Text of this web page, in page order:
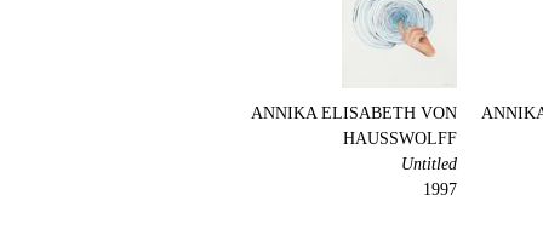
ANNIKA ELISABETH VON
HAUSSWOLFF
Untitled
1997